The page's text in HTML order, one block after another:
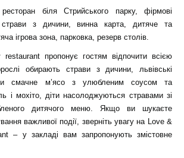
біля Стрийського парку, фірмові
страви з дичини, винна карта, дитяче та
ігрова зона, парковка, резерв столів.
пропонує гостям відпочити всією
обирають страви з дичини, львівські
смачне м’ясо з улюбленим соусом та
і мохіто, діти насолоджуються стравами зі
дитячого меню. Якщо ви шукаєте
важливої події, зверніть увагу на Love &
– у закладі вам запропонують змістовне